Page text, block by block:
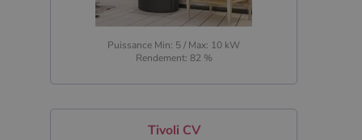
Puissance Min: 5 / Max: 10 kW
Rendement: 82 %
Tivoli CV